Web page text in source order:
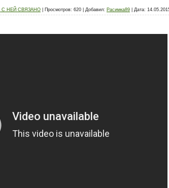
С НЕЙ СВЯЗАНО Просмотров: 620 Добавил: Расимка89 Дата: